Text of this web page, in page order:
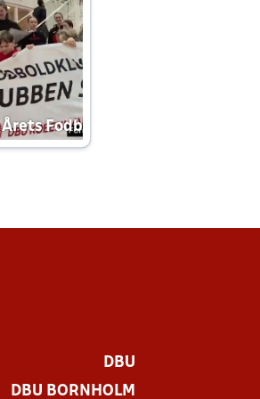
Årets Fodboldklub 2025 mp4
DBU
DBU BORNHOLM